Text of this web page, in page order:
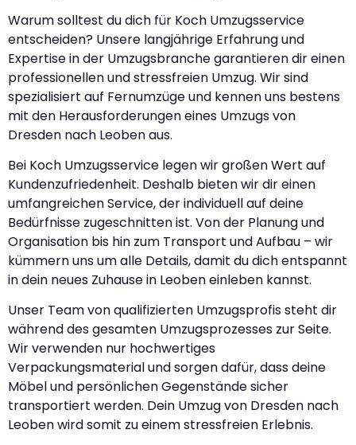
Warum solltest du dich für Koch Umzugsservice
entscheiden? Unsere langjährige Erfahrung und
Expertise in der Umzugsbranche garantieren dir einen
professionellen und stressfreien Umzug. Wir sind
spezialisiert auf Fernumzüge und kennen uns bestens
mit den Herausforderungen eines Umzugs von
Dresden nach Leoben aus.
Bei Koch Umzugsservice legen wir großen Wert auf
Kundenzufriedenheit. Deshalb bieten wir dir einen
umfangreichen Service, der individuell auf deine
Bedürfnisse zugeschnitten ist. Von der Planung und
Organisation bis hin zum Transport und Aufbau – wir
kümmern uns um alle Details, damit du dich entspannt
in dein neues Zuhause in Leoben einleben kannst.
Unser Team von qualifizierten Umzugsprofis steht dir
während des gesamten Umzugsprozesses zur Seite.
Wir verwenden nur hochwertiges
Verpackungsmaterial und sorgen dafür, dass deine
Möbel und persönlichen Gegenstände sicher
transportiert werden. Dein Umzug von Dresden nach
Leoben wird somit zu einem stressfreien Erlebnis.